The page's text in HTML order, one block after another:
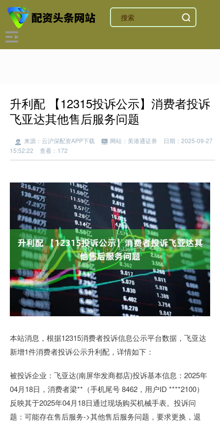
升利配 【12315投诉公示】消费者投诉
飞亚达其他售后服务问题
来源：云沪深配资APP下载 网站：美港通证券
日期：2025-09-27
15:52:22
查看：172
本站消息，根据12315消费者投诉信息公示平台数据，飞亚达
新增1件消费者投诉公示升利配，详情如下：
被投诉企业：飞亚达(南屏华发商都店)投诉基本信息：2025年
04月18日，消费者梁**（手机尾号 8462，用户ID ****2100）
反映其于2025年04月18日通过现场购买机械手表。投诉问
题：可能存在售后服务->其他售后服务问题，要求更换，退